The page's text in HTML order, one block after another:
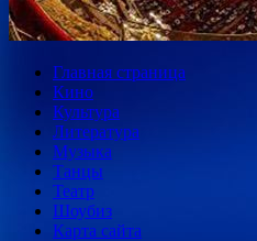
Главная страница
Кино
Культура
Литература
Музыка
Танцы
Театр
Шоубиз
Карта сайта